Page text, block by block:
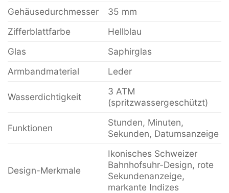
Gehäusedurchmesser
35 mm
Zifferblattfarbe
Hellblau
Glas
Saphirglas
Armbandmaterial
Leder
Wasserdichtigkeit
3 ATM
(spritzwassergeschützt)
Funktionen
Stunden, Minuten,
Sekunden, Datumsanzeige
Design-Merkmale
Ikonisches Schweizer
Bahnhofsuhr-Design, rote
Sekundenanzeige,
markante Indizes